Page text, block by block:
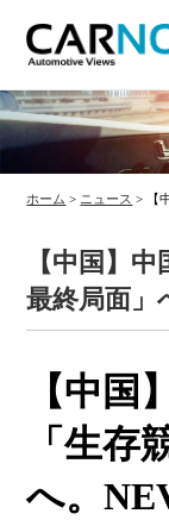
ホーム > ニュース > 【
【中国】
最終局面」
【中国
「生存
へ。